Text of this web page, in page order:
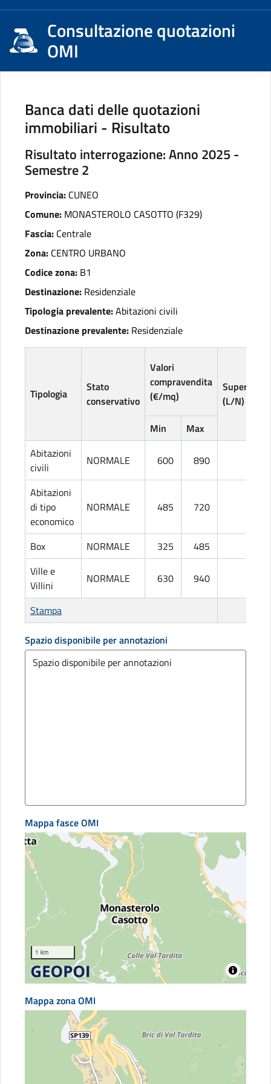
Consultazione quotazioni
OMI
Banca dati delle quotazioni
immobiliari - Risultato
Risultato interrogazione: Anno 2025 -
Semestre 2
Provincia: CUNEO
Comune: MONASTEROLO CASOTTO (F329)
Fascia: Centrale
Zona: CENTRO URBANO
Codice zona: B1
Destinazione: Residenziale
Tipologia prevalente:Abitazioni civili
Destinazione prevalente: Residenziale
Tipologia
Stato
conservativo
Valori
compravendita
(€/mq)
Superficie
(L/N)
Min
Max
Abitazioni
civili
NORMALE 600 890
Abitazioni
di tipo
economico
NORMALE 485 720
Box NORMALE 325 485
Ville e
Villini
NORMALE 630 940
Stampa
Spazio disponibile per annotazioni
Mappa fasce OMI
1 km
Mappa zona OMI